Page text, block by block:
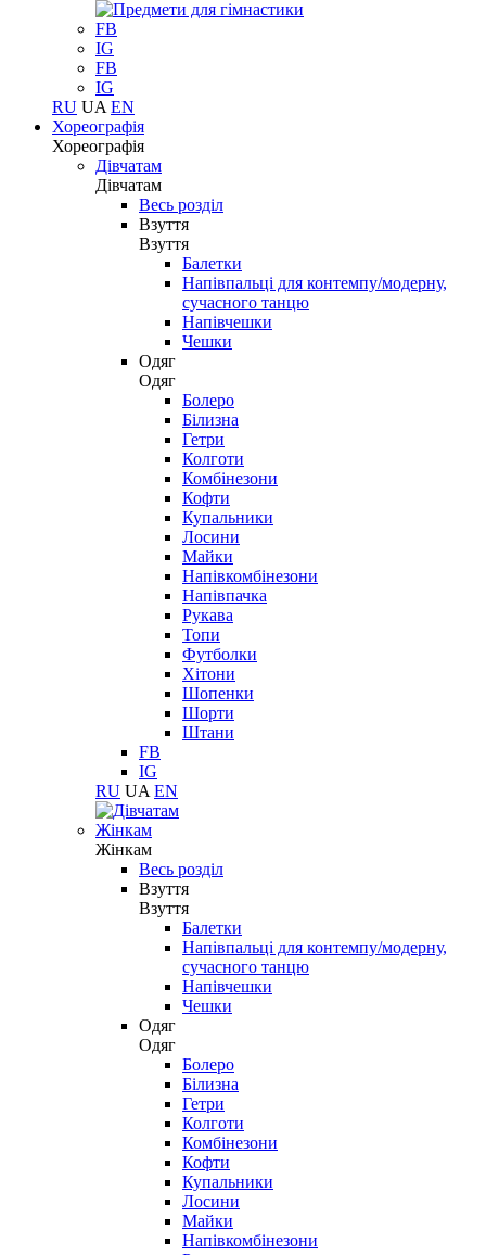
FB
IG
FB
IG
RU UA EN
Хореографія
Хореографія
Дівчатам
Дівчатам
Весь розділ
Взуття
Взуття
Балетки
Напівпальці для контемпу/модерну,
сучасного танцю
Напівчешки
Чешки
Одяг
Одяг
Болеро
Білизна
Гетри
Колготи
Комбінезони
Кофти
Купальники
Лосини
Майки
Напівкомбінезони
Напівпачка
Рукава
Топи
Футболки
Хітони
Шопенки
Шорти
Штани
FB
IG
RU UA EN
Жінкам
Жінкам
Весь розділ
Взуття
Взуття
Балетки
Напівпальці для контемпу/модерну,
сучасного танцю
Напівчешки
Чешки
Одяг
Одяг
Болеро
Білизна
Гетри
Колготи
Комбінезони
Кофти
Купальники
Лосини
Майки
Напівкомбінезони